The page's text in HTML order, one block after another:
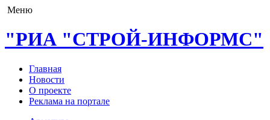
Меню
"РИА "СТРОЙ-ИНФОРМС"
Главная
Новости
О проекте
Реклама на портале